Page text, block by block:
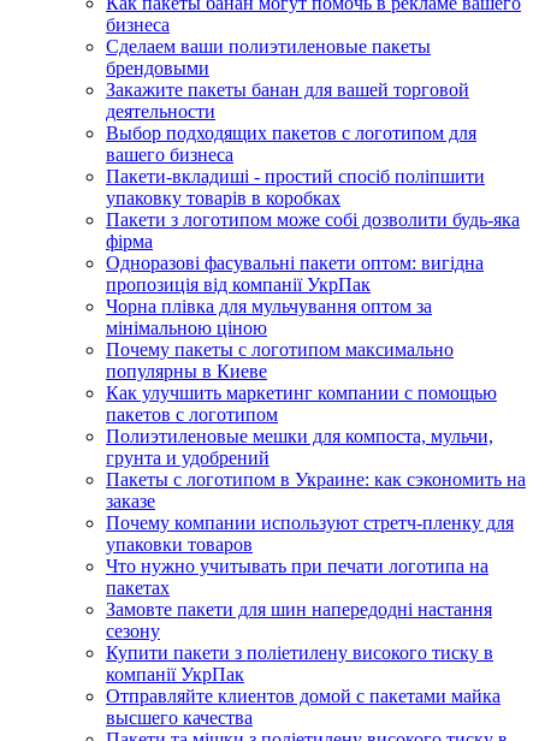
бизнеса
Сделаем ваши полиэтиленовые пакеты
брендовыми
Закажите пакеты банан для вашей торговой
деятельности
Выбор подходящих пакетов с логотипом для
вашего бизнеса
Пакети-вкладиші - простий спосіб поліпшити
упаковку товарів в коробках
Пакети з логотипом може собі дозволити будь-яка
фірма
Одноразові фасувальні пакети оптом: вигідна
пропозиція від компанії УкрПак
Чорна плівка для мульчування оптом за
мінімальною ціною
Почему пакеты с логотипом максимально
популярны в Киеве
Как улучшить маркетинг компании с помощью
пакетов с логотипом
Полиэтиленовые мешки для компоста, мульчи,
грунта и удобрений
Пакеты с логотипом в Украине: как сэкономить на
заказе
Почему компании используют стретч-пленку для
упаковки товаров
Что нужно учитывать при печати логотипа на
пакетах
Замовте пакети для шин напередодні настання
сезону
Купити пакети з поліетилену високого тиску в
компанії УкрПак
Отправляйте клиентов домой с пакетами майка
высшего качества